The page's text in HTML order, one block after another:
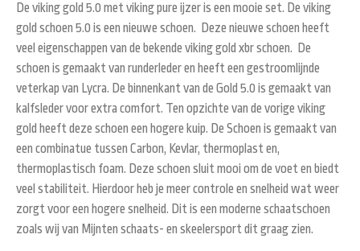
De viking gold 5.0 met viking pure ijzer is een mooie set. De viking
gold schoen 5.0 is een nieuwe schoen. Deze nieuwe schoen heeft
veel eigenschappen van de bekende viking gold xbr schoen. De
schoen is gemaakt van runderleder en heeft een gestroomlijnde
veterkap van Lycra. De binnenkant van de Gold 5.0 is gemaakt van
kalfsleder voor extra comfort. Ten opzichte van de vorige viking
gold heeft deze schoen een hogere kuip. De Schoen is gemaakt van
een combinatue tussen Carbon, Kevlar, thermoplast en,
thermoplastisch foam. Deze schoen sluit mooi om de voet en biedt
veel stabiliteit. Hierdoor heb je meer controle en snelheid wat weer
zorgt voor een hogere snelheid. Dit is een moderne schaatschoen
zoals wij van Mijnten schaats- en skeelersport dit graag zien.